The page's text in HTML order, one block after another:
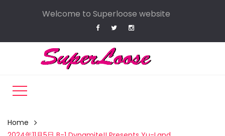
Welcome to Superloose website
Home